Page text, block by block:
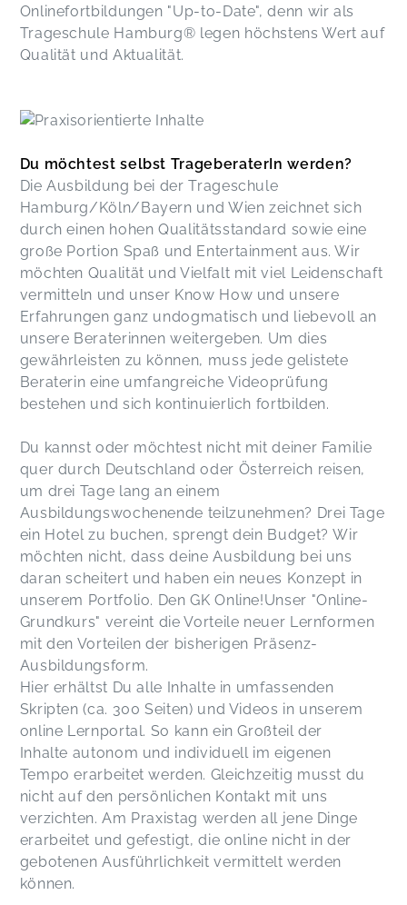
Onlinefortbildungen "Up-to-Date", denn wir als
Trageschule Hamburg® legen höchstens Wert auf
Qualität und Aktualität.
Du möchtest selbst TrageberaterIn werden?
Die Ausbildung bei der Trageschule
Hamburg/Köln/Bayern und Wien zeichnet sich
durch einen hohen Qualitätsstandard sowie eine
große Portion Spaß und Entertainment aus. Wir
möchten Qualität und Vielfalt mit viel Leidenschaft
vermitteln und unser Know How und unsere
Erfahrungen ganz undogmatisch und liebevoll an
unsere Beraterinnen weitergeben. Um dies
gewährleisten zu können, muss jede gelistete
Beraterin eine umfangreiche Videoprüfung
bestehen und sich kontinuierlich fortbilden.
Du kannst oder möchtest nicht mit deiner Familie
quer durch Deutschland oder Österreich reisen,
um drei Tage lang an einem
Ausbildungswochenende teilzunehmen? Drei Tage
ein Hotel zu buchen, sprengt dein Budget? Wir
möchten nicht, dass deine Ausbildung bei uns
daran scheitert und haben ein neues Konzept in
unserem Portfolio. Den GK Online!Unser "Online-
Grundkurs" vereint die Vorteile neuer Lernformen
mit den Vorteilen der bisherigen Präsenz-
Ausbildungsform.
Hier erhältst Du alle Inhalte in umfassenden
Skripten (ca. 300 Seiten) und Videos in unserem
online Lernportal. So kann ein Großteil der
Inhalte autonom und individuell im eigenen
Tempo erarbeitet werden. Gleichzeitig musst du
nicht auf den persönlichen Kontakt mit uns
verzichten. Am Praxistag werden all jene Dinge
erarbeitet und gefestigt, die online nicht in der
gebotenen Ausführlichkeit vermittelt werden
können.